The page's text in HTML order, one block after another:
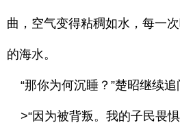
曲，空气变得粘稠如水，每一
的海水。
“那你为何沉睡？”楚昭继续追
>“因为被背叛。我的子民畏